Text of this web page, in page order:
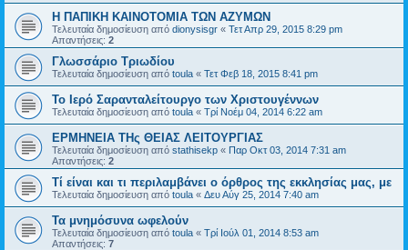
Η ΠΑΠΙΚΗ ΚΑΙΝΟΤΟΜΙΑ ΤΩΝ ΑΖΥΜΩΝ
Τελευταία δημοσίευση από dionysisgr « Τετ Απρ 29, 2015 8:29 pm
Απαντήσεις: 2
Γλωσσάριο Τριωδίου
Τελευταία δημοσίευση από toula « Τετ Φεβ 18, 2015 8:41 pm
Το Ιερό Σαρανταλείτουργο των Χριστουγέννων
Τελευταία δημοσίευση από toula « Τρί Νοέμ 04, 2014 6:22 am
ΕΡΜΗΝΕΙΑ ΤΗς ΘΕΙΑΣ ΛΕΙΤΟΥΡΓΙΑΣ
Τελευταία δημοσίευση από stathisekp « Παρ Οκτ 03, 2014 7:31 am
Απαντήσεις: 2
Τί είναι και τι περιλαμβάνει ο όρθρος της εκκλησίας μας, με
Τελευταία δημοσίευση από toula « Δευ Αύγ 25, 2014 7:40 am
Τα μνημόσυνα ωφελούν
Τελευταία δημοσίευση από toula « Τρί Ιούλ 01, 2014 8:53 am
Απαντήσεις: 7